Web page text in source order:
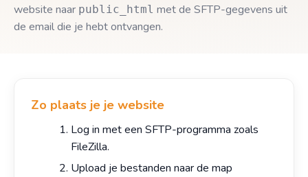
website naar public_html met de SFTP-gegevens uit
de email die je hebt ontvangen.
Zo plaats je je website
Log in met een SFTP-programma zoals
FileZilla.
Upload je bestanden naar de map